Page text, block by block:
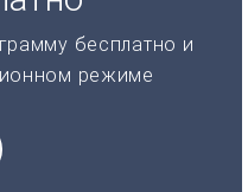
бесплатно и
режиме